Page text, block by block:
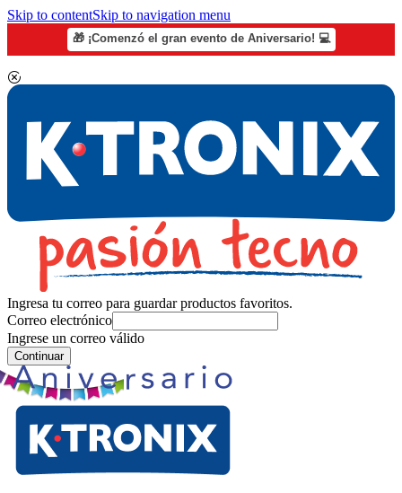
Skip to contentSkip to navigation menu
🎁 ¡Comenzó el gran evento de Aniversario! 💻
Ingresa tu correo para guardar productos favoritos.
Correo electrónico
Ingrese un correo válido
Continuar